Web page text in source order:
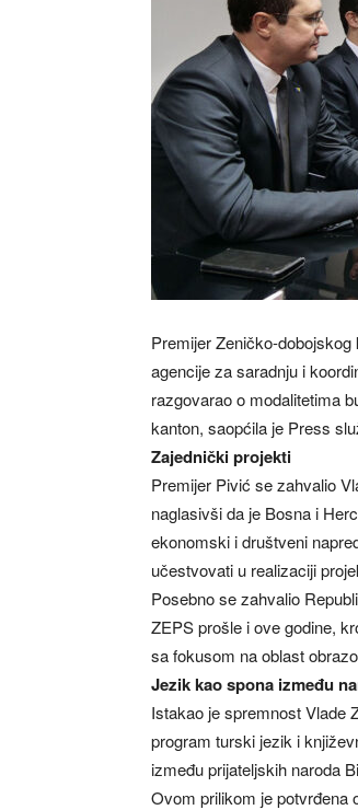
Premijer Zeničko-
agencije za saradnju i
razgovarao o modalitetima
kanton, saopćila je Press
Zajednički projekti
Premijer Pivić se zahvalio
naglasivši da je Bosna i
ekonomski i društveni
učestvovati u realizaciji
Posebno se zahvalio
ZEPS prošle i ove godine,
sa fokusom na oblast
Jezik kao spona između
Istakao je spremnost Vlade
program turski jezik i
između prijateljskih naroda
Ovom prilikom je potvrđena